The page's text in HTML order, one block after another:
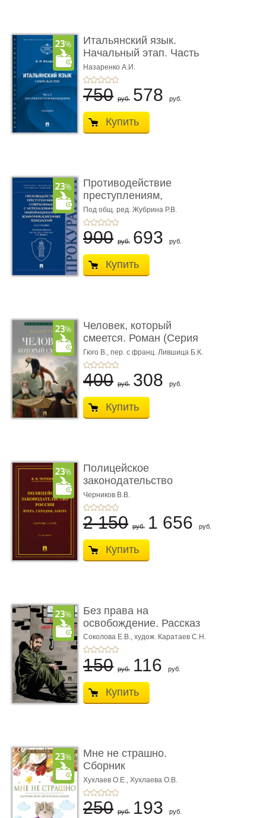
Итальянский язык.
Начальный этап. Часть
2. Учеб� ...
Назаренко А.И.
750 руб. 578 руб.
Купить
Противодействие
преступлениям,
совершаемым с ...
Под общ. ред. Жубрина Р.В.
900 руб. 693 руб.
Купить
Человек, который
смеется. Роман (Серия
«Роман с ...
Гюго В., пер. с франц. Лившица Б.К.
400 руб. 308 руб.
Купить
Полицейское
законодательство
России: вчера, с� ...
Черников В.В.
2 150 руб. 1 656 руб.
Купить
Без права на
освобождение. Рассказ
Соколова Е.В., худож. Каратаев С.Н.
150 руб. 116 руб.
Купить
Мне не страшно.
Сборник
терапевтических
сказо� ...
Хухлаев О.Е., Хухлаева О.В.
250 руб. 193 руб.